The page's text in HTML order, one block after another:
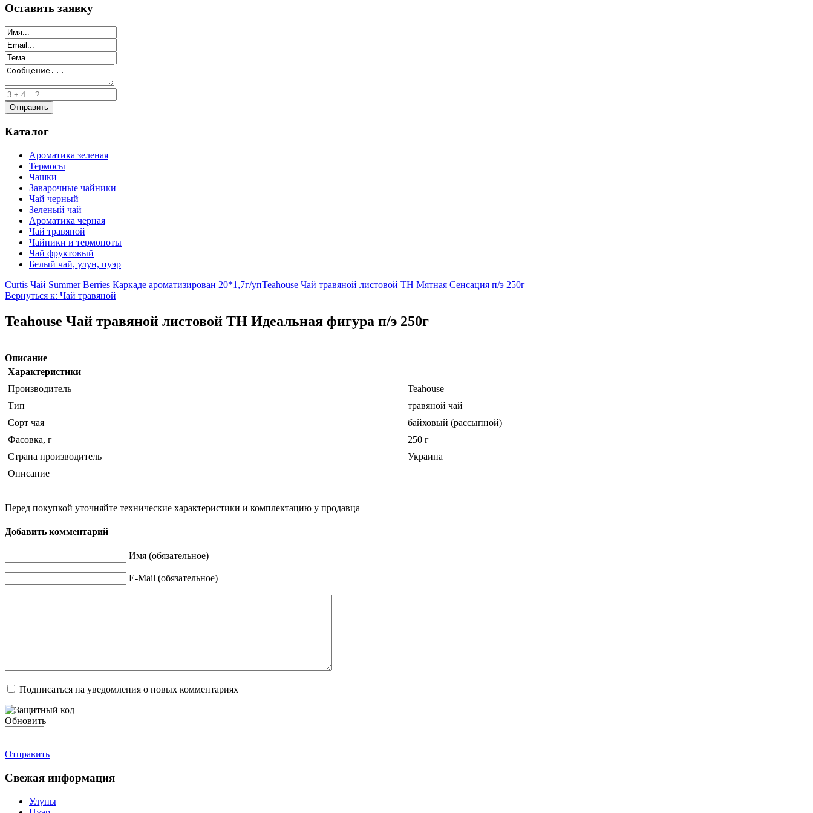
Оставить заявку
Каталог
Ароматика зеленая
Термосы
Чашки
Заварочные чайники
Чай черный
Зеленый чай
Ароматика черная
Чай травяной
Чайники и термопоты
Чай фруктовый
Белый чай, улун, пуэр
Curtis Чай Summer Berries Каркаде ароматизирован 20*1,7г/упTeahouse Чай травяной листовой TH Мятная Сенсация п/э 250г
Вернуться к: Чай травяной
Teahouse Чай травяной листовой TH Идеальная фигура п/э 250г
Описание
Характеристики
Производитель
Teahouse
Тип
травяной чай
Сорт чая
байховый (рассыпной)
Фасовка, г
250 г
Страна производитель
Украина
Описание
Перед покупкой уточняйте технические характеристики и комплектацию у продавца
Добавить комментарий
Имя (обязательное)
E-Mail (обязательное)
Подписаться на уведомления о новых комментариях
Обновить
Отправить
Свежая информация
Улуны